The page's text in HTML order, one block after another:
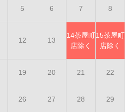
5 6 7 8
12 13
14茶屋町
店除く
15茶屋町
店除く
19 20 21 22
26 27 28 29